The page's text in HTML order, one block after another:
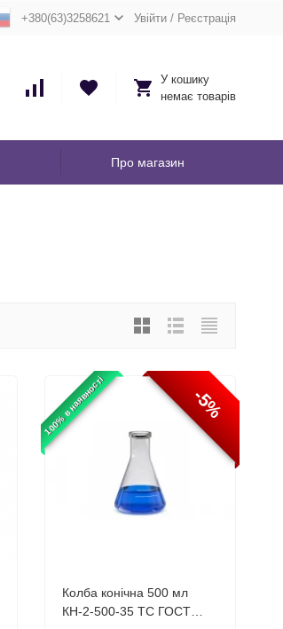
+380(63)3258621 Увійти/ Реєстрація
У кошику
немає товарів
Про магазин
100% в наявності -5%
Колба конічна 500 мл
КН-2-500-35 ТС ГОСТ